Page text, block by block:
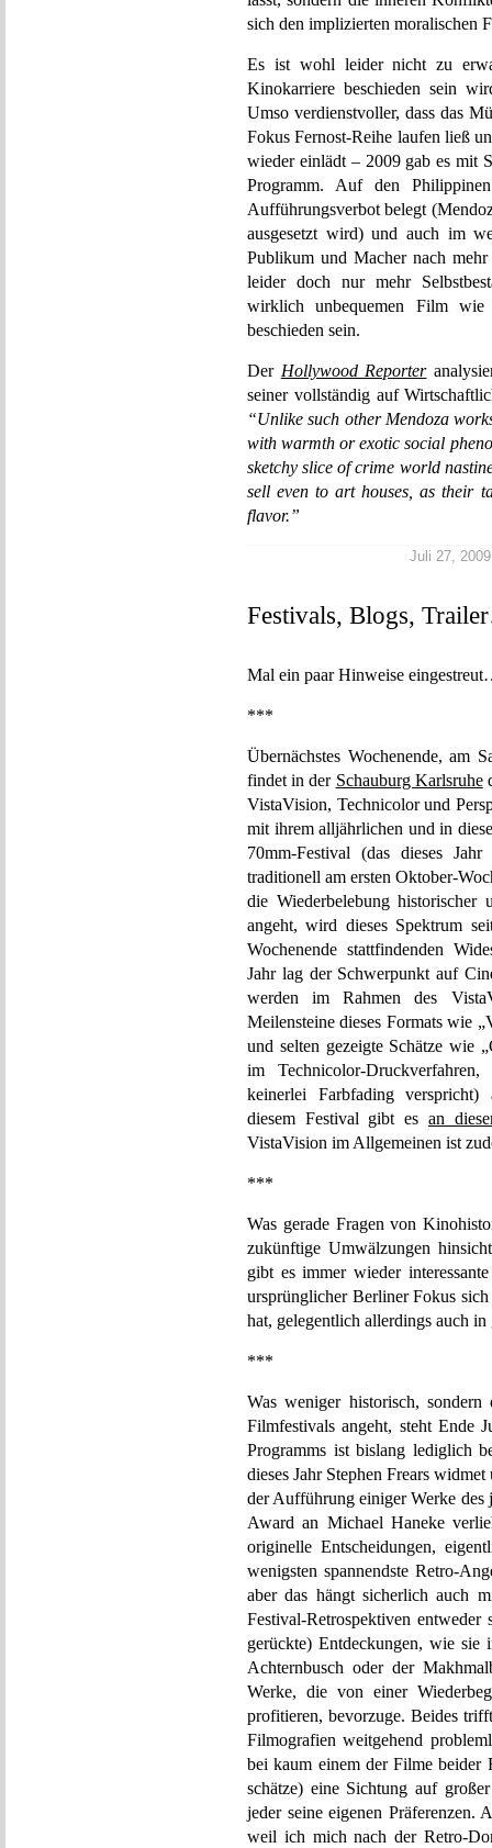
sich den implizierten moralischen
Es ist wohl leider nicht zu
Kinokarriere beschieden sein
Umso verdienstvoller, dass das
Fokus Fernost-Reihe laufen ließ
wieder einlädt – 2009 gab es mit
Programm. Auf den
Aufführungsverbot belegt
ausgesetzt wird) und auch im
Publikum und Macher nach
leider doch nur mehr
wirklich unbequemen Film
beschieden sein.
Der Hollywood Reporter
seiner vollständig auf
“Unlike such other Mendoza
with warmth or exotic social
sketchy slice of crime world
sell even to art houses, as their
flavor.”
Juli 27,
Festivals, Blogs,
Mal ein paar Hinweise
***
Übernächstes Wochenende, am
findet in der Schauburg Karlsruhe
VistaVision, Technicolor und
mit ihrem alljährlichen und in
70mm-Festival (das dieses
traditionell am ersten Oktober-
die Wiederbelebung historischer
angeht, wird dieses Spektrum
Wochenende stattfindenden
Jahr lag der Schwerpunkt auf
werden im Rahmen des
Meilensteine dieses Formats wie
und selten gezeigte Schätze wie
im Technicolor-
keinerlei Farbfading
diesem Festival gibt es an
VistaVision im Allgemeinen ist
***
Was gerade Fragen von
zukünftige Umwälzungen
gibt es immer wieder
ursprünglicher Berliner Fokus
hat, gelegentlich allerdings auch
***
Was weniger historisch,
Filmfestivals angeht, steht Ende
Programms ist bislang lediglich
dieses Jahr Stephen Frears
der Aufführung einiger Werke des
Award an Michael Haneke
originelle Entscheidungen,
wenigsten spannendste Retro-
aber das hängt sicherlich auch
Festival-Retrospektiven entweder
gerückte) Entdeckungen, wie sie
Achternbusch oder der
Werke, die von einer
profitieren, bevorzuge. Beides
Filmografien weitgehend
bei kaum einem der Filme beider
schätze) eine Sichtung auf
jeder seine eigenen Präferenzen.
weil ich mich nach der Retro-